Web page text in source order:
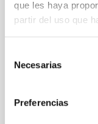
que les haya
partir del uso que
Necesarias
Preferencias
oscura.
materia
formar un
distribuciones
proceso por el
dándonos la